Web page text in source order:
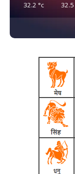
32.2 °c 32.5